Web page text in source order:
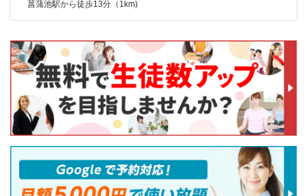
菖蒲池駅から徒歩13分（1km)